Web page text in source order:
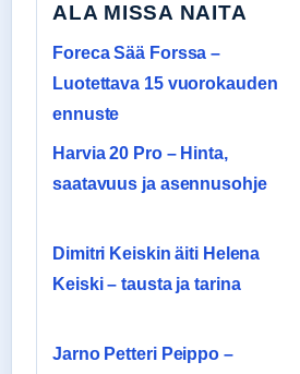
ALA MISSA NAITA
Foreca Sää Forssa –
Luotettava 15 vuorokauden
ennuste
Harvia 20 Pro – Hinta,
saatavuus ja asennusohje
Dimitri Keiskin äiti Helena
Keiski – tausta ja tarina
Jarno Petteri Peippo –